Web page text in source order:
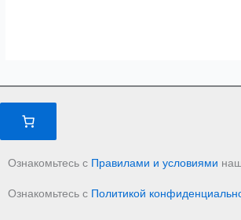
Ознакомьтесь с Правилами и условиями
Ознакомьтесь с Политикой